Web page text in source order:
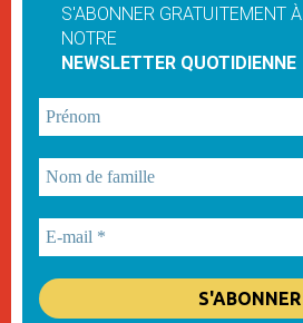
S'ABONNER GRATUITEMENT À
NOTRE
NEWSLETTER QUOTIDIENNE